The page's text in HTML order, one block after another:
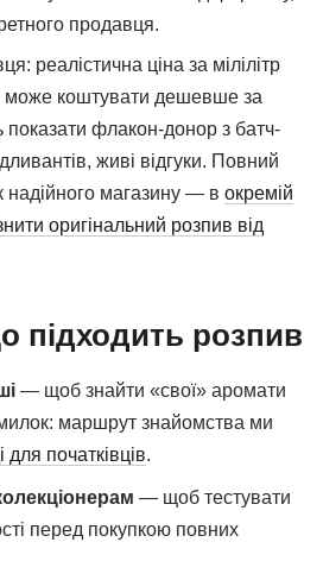
продавця.
реалістична ціна за мілілітр
може коштувати дешевше за
показати флакон-донор з батч-
живі відгуки. Повний
надійного магазину — в окремій
оригінальний розпив від
підходить розпив
— щоб знайти «свої» аромати
маршрут знайомства ми
для початківців.
— щоб тестувати
перед покупкою повних